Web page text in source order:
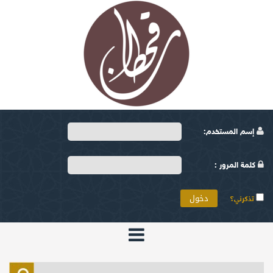
إسم المستخدم:
كلمة المرور :
تذكرني؟